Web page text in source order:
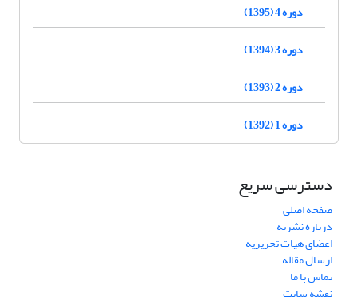
دوره 4 (1395)
دوره 3 (1394)
دوره 2 (1393)
دوره 1 (1392)
دسترسی سریع
صفحه اصلی
درباره نشریه
اعضای هیات تحریریه
ارسال مقاله
تماس با ما
نقشه سایت